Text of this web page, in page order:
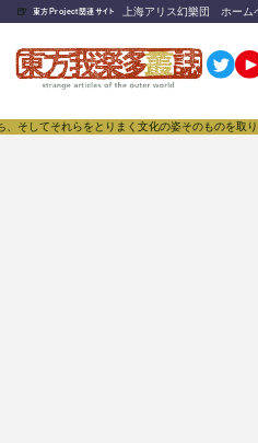
🍺 東方Project関連サイト 上海アリス幻樂団 ホーム
をとりまく文化の姿そのものを取り上げ、